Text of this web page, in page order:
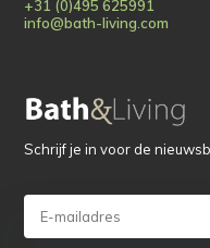
+31 (0)495 625991
info@bath-living.com
Schrijf je in voor de